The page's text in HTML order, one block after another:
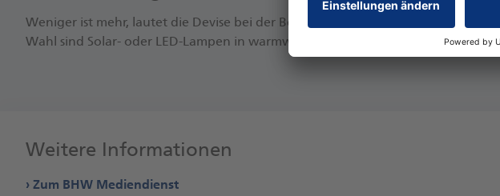
We­ni­ger ist mehr, lau­tet die De­vi­se bei der Be­leuch­tung. Sie soll­te spar­sam
Wahl sind So­lar- oder LED-Lam­pen in warm­wei­ßen Tö­nen. Wer sie mit ei­nem
Weitere Informationen
Zum BHW Mediendienst